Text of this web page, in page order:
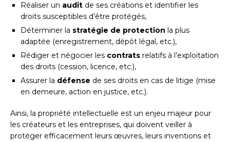
Réaliser un audit de ses créations et identifier les
droits susceptibles d’être protégés,
Déterminer la stratégie de protection la plus
adaptée (enregistrement, dépôt légal, etc.),
Rédiger et négocier les contrats relatifs à l’exploitation
des droits (cession, licence, etc.),
Assurer la défense de ses droits en cas de litige (mise
en demeure, action en justice, etc.).
Ainsi, la propriété intellectuelle est un enjeu majeur pour
les créateurs et les entreprises, qui doivent veiller à
protéger efficacement leurs œuvres, leurs inventions et